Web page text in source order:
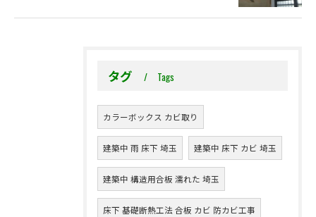
タグ Tags
カラーボックス カビ取り
建築中 雨 床下 埼玉 建築中 床下 カビ 埼玉
建築中 構造用合板 濡れた 埼玉
床下 基礎断熱工法 合板 カビ 防カビ工事